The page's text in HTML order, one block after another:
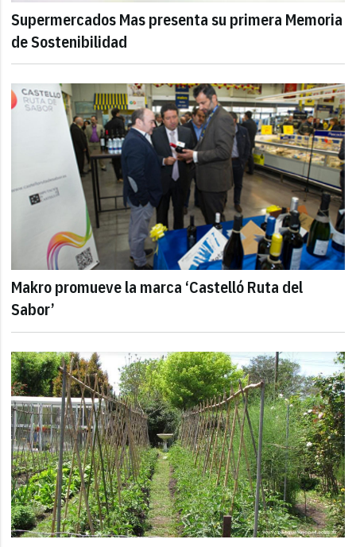
Supermercados Mas presenta su primera Memoria
de Sostenibilidad
Makro promueve la marca ‘Castelló Ruta del
Sabor’